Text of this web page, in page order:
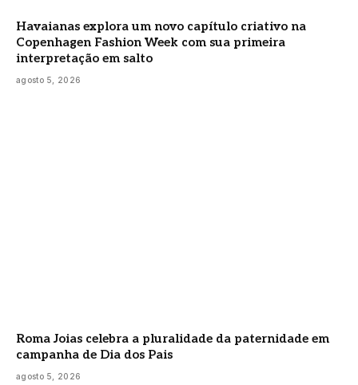
Havaianas explora um novo capítulo criativo na
Copenhagen Fashion Week com sua primeira
interpretação em salto
agosto 5, 2026
Roma Joias celebra a pluralidade da paternidade em
campanha de Dia dos Pais
agosto 5, 2026